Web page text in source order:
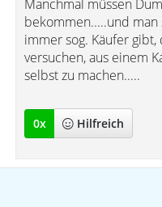
Manchmal müssen
bekommen.....und man
immer sog. Käufer
versuchen, aus einem
selbst zu machen.....
0x Hilfreich